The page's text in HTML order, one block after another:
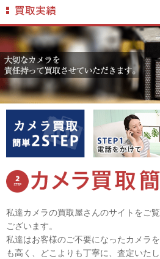
私達カメラの買取屋さんのサイトをご
ございます。
私達はお客様のご不要になったカメラ
も高く、どこよりも丁寧に、査定いたし